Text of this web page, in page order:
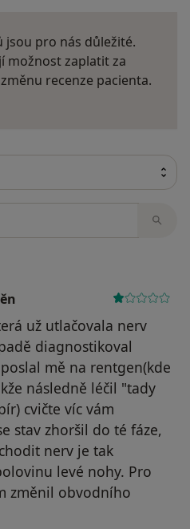
jsou pro nás důležité.
možnost zaplatit za
recenze pacienta.
už utlačovala nerv
diagnostikoval
mě na rentgen(kde
následně léčil "tady
cvičte víc vám
stav zhoršil do té fáze,
nerv je tak
levé nohy. Pro
změnil obvodního